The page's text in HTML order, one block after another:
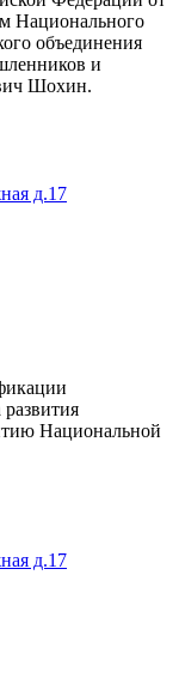
Национального
объединения
и
Шохин.
д.17
Национальной
д.17